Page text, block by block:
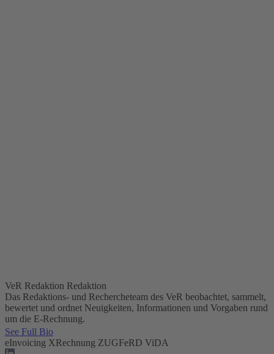
VeR Redaktion Redaktion
Das Redaktions- und Rechercheteam des VeR beobachtet, sammelt,
bewertet und ordnet Neuigkeiten, Informationen und Vorgaben rund
um die E-Rechnung.
See Full Bio
eInvoicing XRechnung ZUGFeRD ViDA